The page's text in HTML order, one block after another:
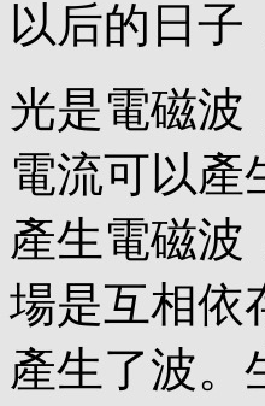
以后的日子
光是電磁波
電流可以產
產生電磁波
場是互相依
產生了波。